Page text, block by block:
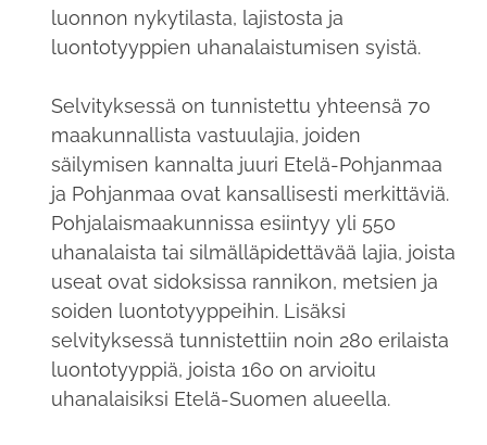
luonnon nykytilasta, lajistosta ja
luontotyyppien uhanalaistumisen syistä.
Selvityksessä on tunnistettu yhteensä 70
maakunnallista vastuulajia, joiden
säilymisen kannalta juuri Etelä-Pohjanmaa
ja Pohjanmaa ovat kansallisesti merkittäviä.
Pohjalaismaakunnissa esiintyy yli 550
uhanalaista tai silmälläpidettävää lajia, joista
useat ovat sidoksissa rannikon, metsien ja
soiden luontotyyppeihin. Lisäksi
selvityksessä tunnistettiin noin 280 erilaista
luontotyyppiä, joista 160 on arvioitu
uhanalaisiksi Etelä-Suomen alueella.